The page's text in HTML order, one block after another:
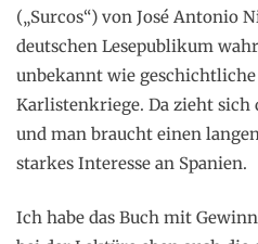
(„Surcos“) von José Antonio
deutschen Lesepublikum
unbekannt wie
Karlistenkriege. Da zieht sich
und man braucht einen
starkes Interesse an Spanien.
Ich habe das Buch mit